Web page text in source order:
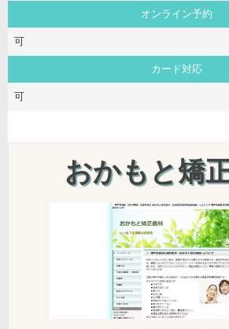
オンライン予約
可
カード対応
可
おかもと矯